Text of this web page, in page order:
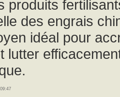
produits
des engrais
idéal pour
lutter